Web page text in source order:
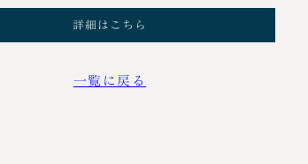
詳細はこちら
一覧に戻る